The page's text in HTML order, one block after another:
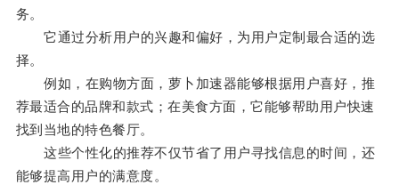
务。
它通过分析用户的兴趣和偏好，为用户定制最合适的选
择。
例如，在购物方面，萝卜加速器能够根据用户喜好，推
荐最适合的品牌和款式；在美食方面，它能够帮助用户快速
找到当地的特色餐厅。
这些个性化的推荐不仅节省了用户寻找信息的时间，还
能够提高用户的满意度。